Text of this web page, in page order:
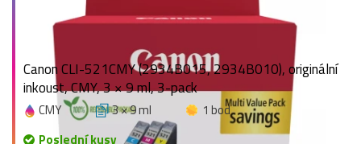
Canon CLI-521CMY (2934B015, 2934B010), originální
inkoust, CMY, 3 × 9 ml, 3-pack
CMY 3 × 9 ml
1 bod
Poslední kusy